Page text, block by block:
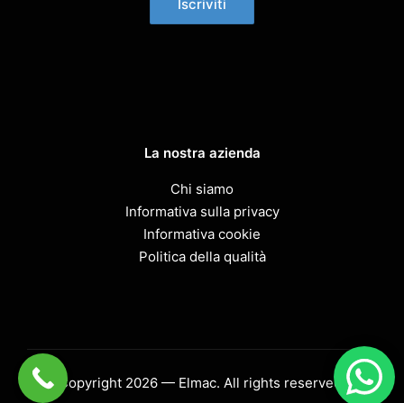
La nostra azienda
Chi siamo
Informativa sulla privacy
Informativa cookie
Politica della qualità
Copyright 2026 — Elmac. All rights reserved.